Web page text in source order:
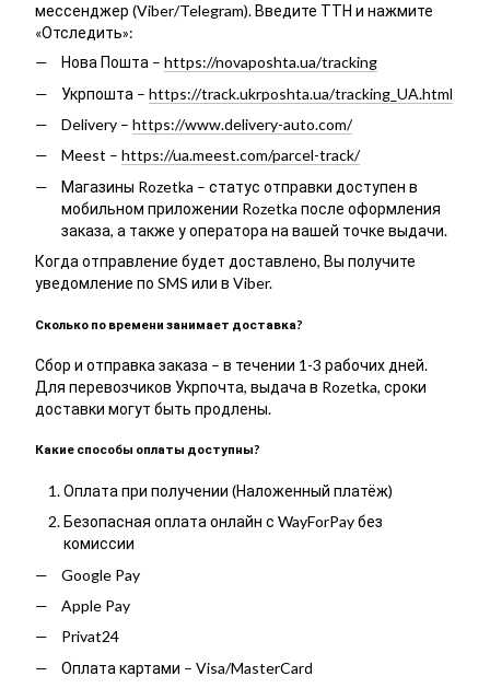
мессенджер (Viber/Telegram). Введите ТТН и нажмите
«Отследить»:
Нова Пошта – https://novaposhta.ua/tracking
Укрпошта – https://track.ukrposhta.ua/tracking_UA.html
Delivery – https://www.delivery-auto.com/
Meest – https://ua.meest.com/parcel-track/
Магазины Rozetka – статус отправки доступен в
мобильном приложении Rozetka после оформления
заказа, а также у оператора на вашей точке выдачи.
Когда отправление будет доставлено, Вы получите
уведомление по SMS или в Viber.
Сколько по времени занимает доставка?
Сбор и отправка заказа – в течении 1-3 рабочих дней.
Для перевозчиков Укрпочта, выдача в Rozetka, сроки
доставки могут быть продлены.
Какие способы оплаты доступны?
Оплата при получении (Наложенный платёж)
Безопасная оплата онлайн с WayForPay без
комиссии
Google Pay
Apple Pay
Privat24
Оплата картами – Visa/MasterCard